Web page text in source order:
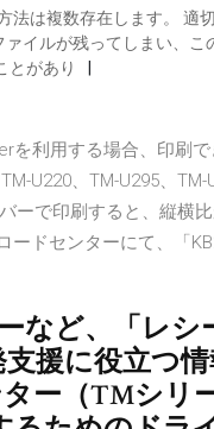
は複数存在します。 適
イルが残ってしまい、こ
とがあり
を利用する場合、印刷
U220、TM-U295、TM-
ーで印刷すると、縦横
ドセンターにて、「
など、「レシ
援に役立つ
ー（TMシリ